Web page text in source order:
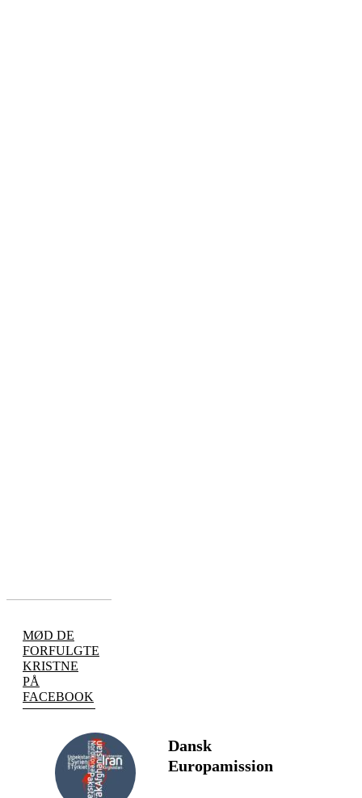
MØD DE
FORFULGTE
KRISTNE
PÅ
FACEBOOK
Dansk
Europamission